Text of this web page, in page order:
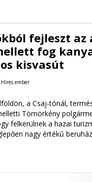
fejleszt az
fog
kisvasút
Híres ember
a Csaj-tónál,
Tömörkény
felkerülnek a hazai
nagy értékű